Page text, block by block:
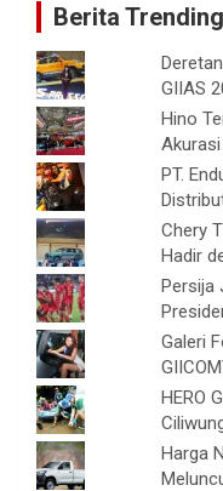
Berita Trending
GIIAS
Hino
PT.
Chery
Hadir
Persija
Galeri
HERO
Harga